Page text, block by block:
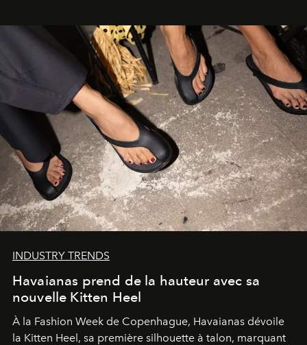
INDUSTRY TRENDS
Havaianas prend de la hauteur avec sa
nouvelle Kitten Heel
À la Fashion Week de Copenhague, Havaianas dévoile
la Kitten Heel, sa première silhouette à talon, marquant